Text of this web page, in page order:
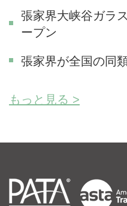
張家界大峡谷ガラ
ープン
張家界が全国の同
もっと見る >